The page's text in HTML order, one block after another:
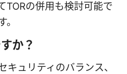
TORの併用も検討可能で
か？
キュリティのバランス、